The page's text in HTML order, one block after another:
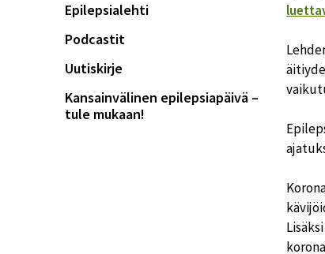
Epilepsialehti
Podcastit
Uutiskirje
Kansainvälinen epilepsiapäivä –
tule mukaan!